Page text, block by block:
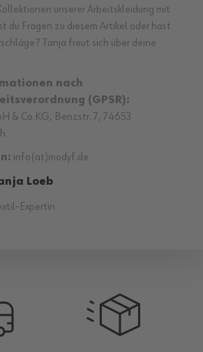
unserer Arbeitskleidung mit
du Fragen zu diesem Artikel oder hast
Tanja freut sich über deine
nach
(GPSR):
& Co.KG, Benzstr. 7, 74653
info(at)modyf.de
Loeb
Expertin